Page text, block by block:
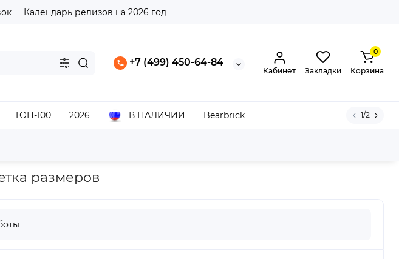
Календарь релизов на 2026 год
+7 (499) 450-64-84
Кабинет Закладки
0
Корзина
ТОП-100 2026 В НАЛИЧИИ Bearbrick 1/2
F50
размеров